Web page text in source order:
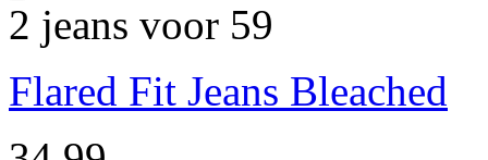
2 jeans voor 59
Flared Fit Jeans Bleached